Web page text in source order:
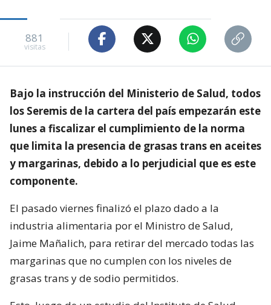
881
visitas
Bajo la instrucción del Ministerio de Salud, todos
los Seremis de la cartera del país empezarán este
lunes a fiscalizar el cumplimiento de la norma
que limita la presencia de grasas trans en aceites
y margarinas, debido a lo perjudicial que es este
componente.
El pasado viernes finalizó el plazo dado a la
industria alimentaria por el Ministro de Salud,
Jaime Mañalich, para retirar del mercado todas las
margarinas que no cumplen con los niveles de
grasas trans y de sodio permitidos.